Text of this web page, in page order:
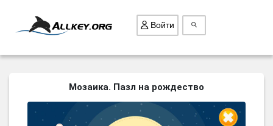
ПОИСК ПРЕДМЕТОВ
Войти
Мозаика. Пазл на рождество